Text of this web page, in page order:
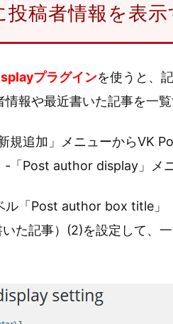
投稿者情報を表示
プラグインを使うと、
情報や最近書いた記事を一覧
新規追加」メニューからVK
「Post author display」メ
ル「Post author box title」
た記事）(2)を設定して、